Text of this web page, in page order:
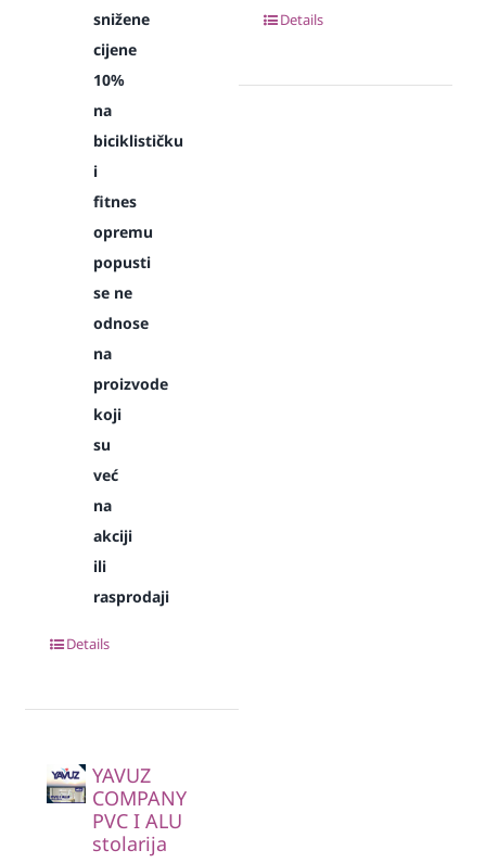
snižene
cijene
10%
na
biciklističku
i
fitnes
opremu
popusti
se ne
odnose
na
proizvode
koji
su
već
na
akciji
ili
rasprodaji
Details
Details
YAVUZ
COMPANY
PVC I ALU
stolarija